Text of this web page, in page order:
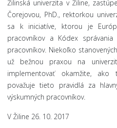
Žilinská univerzita v Žiline,
Čorejovou, PhD., rektorkou
sa k iniciatíve, ktorou je
pracovníkov a Kódex
pracovníkov. Niekoľko
už bežnou praxou na
implementovať okamžite,
považuje tieto pravidlá za
výskumných pracovníkov.
V Žiline 26. 10. 2017